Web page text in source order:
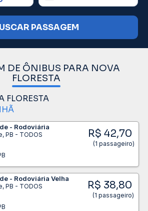
PASSAGEM
DE ÔNIBUS PARA NOVA
FLORESTA
FLORESTA
- Rodoviária
PB - TODOS R$ 42,70
(1 passageiro)
- Rodoviária Velha
PB - TODOS R$ 38,80
(1 passageiro)